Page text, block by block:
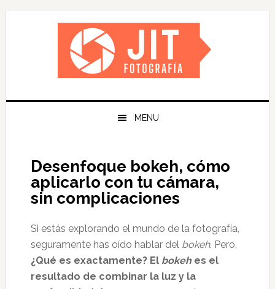
Skip
Skip
Skip
Skip
MENU
Desenfoque bokeh, cómo
aplicarlo con tu cámara,
sin complicaciones
Si estás explorando el mundo de la fotografía,
seguramente has oído hablar del bokeh. Pero,
¿Qué es exactamente? El bokehes el
resultado de combinar la luz y la